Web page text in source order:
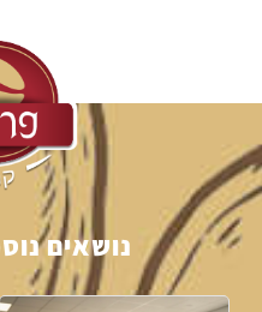
נושאים